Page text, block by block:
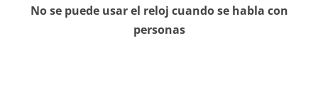
No se puede usar el reloj cuando se habla con
personas